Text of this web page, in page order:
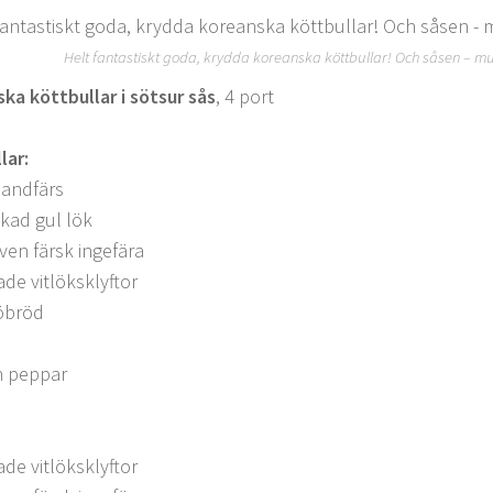
Helt fantastiskt goda, krydda koreanska köttbullar! Och såsen –
köttbullar i sötsur sås, 4 port
gul lök
färsk ingefära
vitlöksklyftor
peppar
vitlöksklyftor